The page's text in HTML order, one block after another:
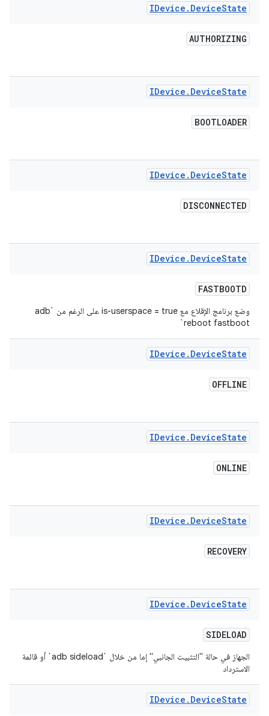
IDevice . DeviceState
AUTHORIZING
IDevice . DeviceState
BOOTLOADER
IDevice . DeviceState
DISCONNECTED
IDevice . DeviceState
FASTBOOTD
وضع برنامج الإقلاع مع is-userspace = true على الرغم من `adb
reboot fastboot`
IDevice . DeviceState
OFFLINE
IDevice . DeviceState
ONLINE
IDevice . DeviceState
RECOVERY
IDevice . DeviceState
SIDELOAD
الجهاز في حالة "التثبيت الجانبي" إما من خلال `adb sideload` أو قائمة
الاسترداد
IDevice . DeviceState